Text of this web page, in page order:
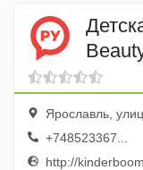
Ярославль,
+748523367...
http://